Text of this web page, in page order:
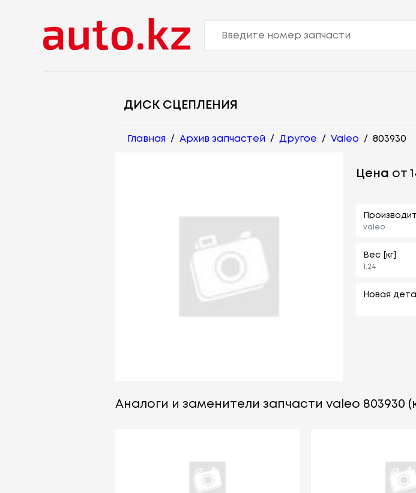
ДИСК СЦЕПЛЕНИЯ
Главная / Архив запчастей / Другое / Valeo / 803930
Цена от
valeo
Вес [кг]
1,24
Новая
Аналоги и заменители запчасти valeo 803930